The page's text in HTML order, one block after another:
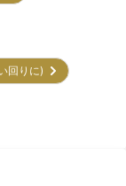
回りに)